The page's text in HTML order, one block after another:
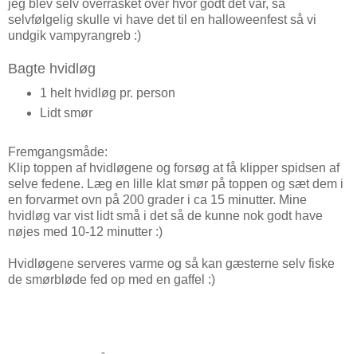
jeg blev selv overrasket over hvor godt det var, så
selvfølgelig skulle vi have det til en halloweenfest så vi
undgik vampyrangreb :)
Bagte hvidløg
1 helt hvidløg pr. person
Lidt smør
Fremgangsmåde:
Klip toppen af hvidløgene og forsøg at få klipper spidsen af
selve fedene. Læg en lille klat smør på toppen og sæt dem i
en forvarmet ovn på 200 grader i ca 15 minutter. Mine
hvidløg var vist lidt små i det så de kunne nok godt have
nøjes med 10-12 minutter :)
Hvidløgene serveres varme og så kan gæsterne selv fiske
de smørbløde fed op med en gaffel :)